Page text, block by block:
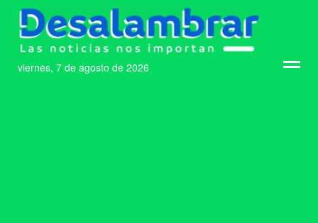
viernes, 7 de agosto de 2026